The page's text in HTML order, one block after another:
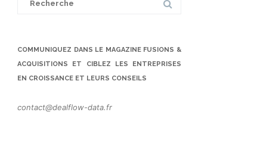
COMMUNIQUEZ DANS LE MAGAZINE FUSIONS &
ACQUISITIONS ET CIBLEZ LES ENTREPRISES
EN CROISSANCE ET LEURS CONSEILS
contact@dealflow-data.fr